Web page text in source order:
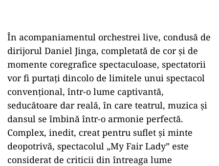
În acompaniamentul orchestrei live, condusă de
dirijorul Daniel Jinga, completată de cor și de
momente coregrafice spectaculoase, spectatorii
vor fi purtați dincolo de limitele unui spectacol
convențional, într-o lume captivantă,
seducătoare dar reală, în care teatrul, muzica și
dansul se îmbină într-o armonie perfectă.
Complex, inedit, creat pentru suflet şi minte
deopotrivă, spectacolul „My Fair Lady” este
considerat de criticii din întreaga lume